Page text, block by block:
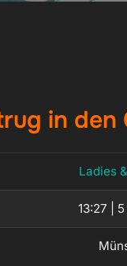
in den
Ladies
13:27 |